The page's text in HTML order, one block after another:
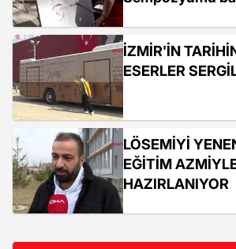
İZMİR'İN
ESERLER
LÖSEMİYİ
EĞİTİM
HAZIRLANIYOR